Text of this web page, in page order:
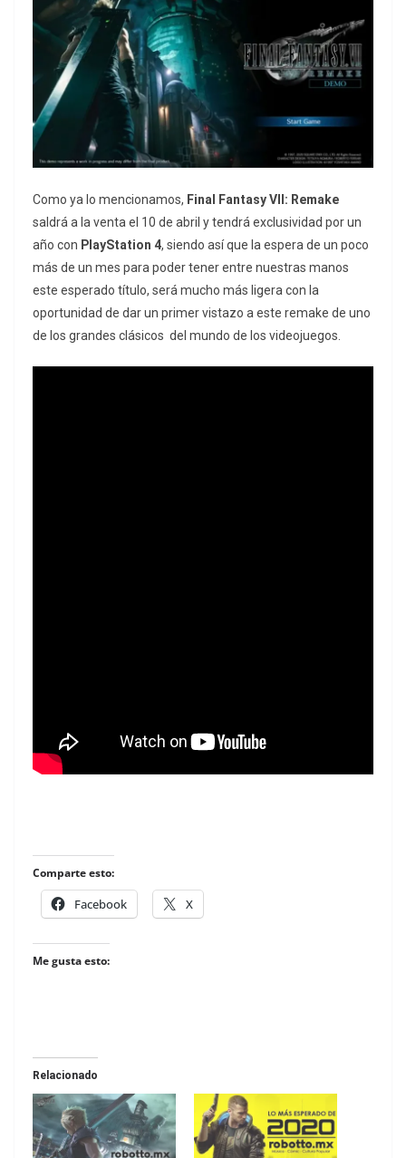
Como ya lo mencionamos, Final Fantasy VII: Remake
saldrá a la venta el 10 de abril y tendrá exclusividad por un
año con PlayStation 4, siendo así que la espera de un poco
más de un mes para poder tener entre nuestras manos
este esperado título, será mucho más ligera con la
oportunidad de dar un primer vistazo a este remake de uno
de los grandes clásicos del mundo de los videojuegos.
Comparte esto:
Facebook X
Me gusta esto:
Relacionado